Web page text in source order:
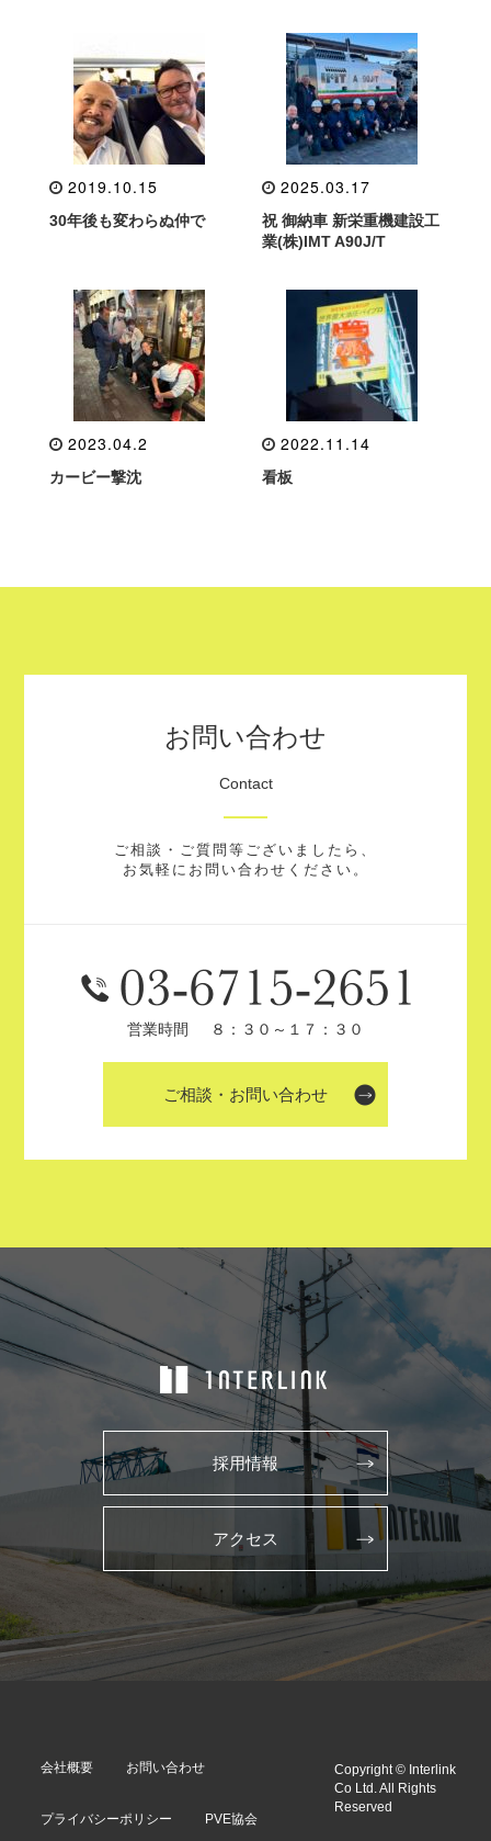
2019.10.15
30年後も変わらぬ仲で
2025.03.17
祝 御納車 新栄重機建設工
業(株)IMT A90J/T
2023.04.2
カービー撃沈
2022.11.14
看板
お問い合わせ
Contact
ご相談・ご質問等ございましたら、
お気軽にお問い合わせください。
営業時間 ８：３０～１７：３０
ご相談・お問い合わせ
採用情報
アクセス
会社概要 お問い合わせ
プライバシーポリシー PVE協会
Copyright © Interlink
Co Ltd. All Rights
Reserved